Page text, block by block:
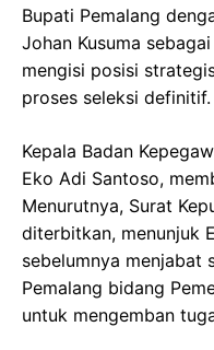
Bupati Pemalang
Johan Kusuma
mengisi posisi
proses seleksi definitif.
Kepala Badan
Eko Adi Santoso,
Menurutnya, Surat
diterbitkan, menunjuk
sebelumnya menjabat
Pemalang bidang
untuk mengemban